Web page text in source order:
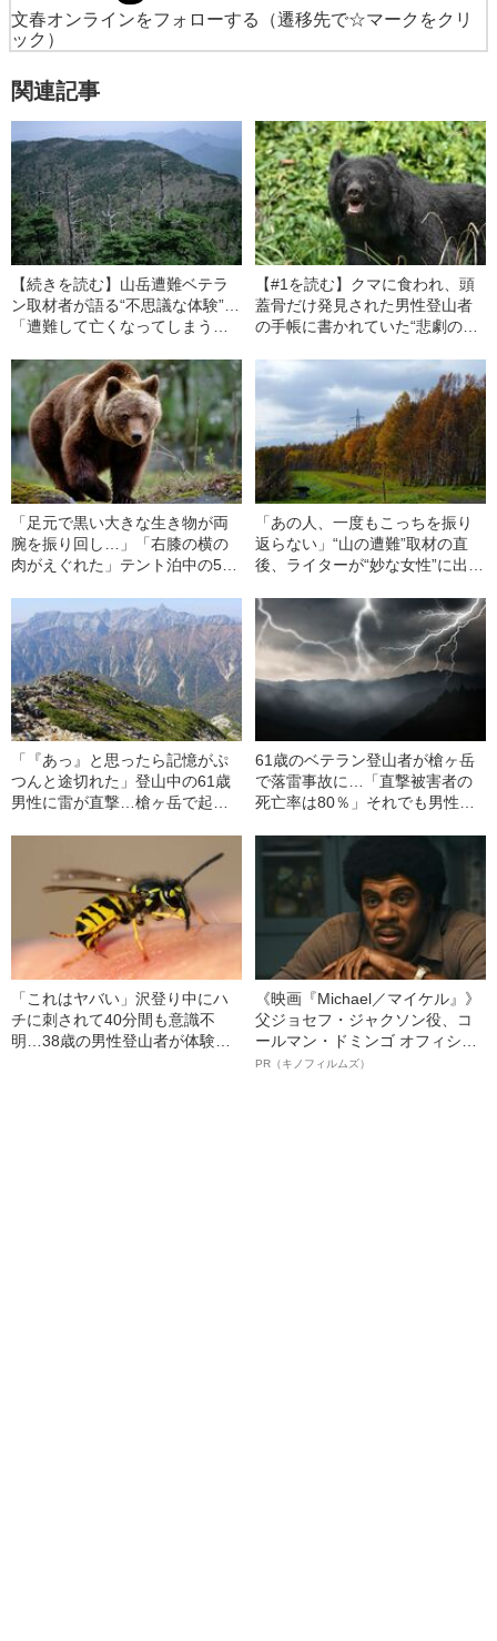
文春オンラインをフォローする
（遷移先で☆マークをクリ
ック）
関連記事
【続きを読む】山岳遭難ベテラ
ン取材者が語る“不思議な体験”…
「遭難して亡くなってしまう」
の共通点は
【#1を読む】クマに食われ、頭
蓋骨だけ発見された男性登山者
の手帳に書かれていた“悲劇の真
のか
「足元で黒い大きな生き物が両
腕を振り回し…」「右膝の横の
肉がえぐれた」テント泊中の50
「あの人、一度もこっちを振り
返らない」“山の遭難”取材の直
後、ライターが“妙な女性”に出会
「『あっ』と思ったら記憶がぷ
つんと途切れた」登山中の61歳
男性に雷が直撃…槍ヶ岳で起き
61歳のベテラン登山者が槍ヶ岳
で落雷事故に…「直撃被害者の
死亡率は80％」それでも男性が
「これはヤバい」沢登り中にハ
チに刺されて40分間も意識不
明…38歳の男性登山者が体験し
《映画『Michael／マイケル』》
父ジョセフ・ジャクソン役、コ
ールマン・ドミンゴ オフィシャ
ルインタビュー“観客を魅了した
PR（キノフィルムズ）